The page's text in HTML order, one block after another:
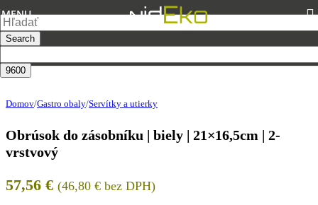
Skip to navigationSkip to main content
MENU
Search
Domov/Gastro obaly/Servítky a utierky
Obrúsok do zásobníku | biely | 21×16,5cm | 2-
vrstvový
57,56 € (46,80 € bez DPH)